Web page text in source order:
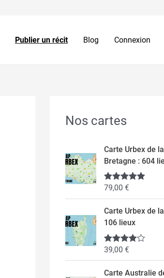
Publier un récit Blog Connexion
Nos cartes
Carte Urbex de la
Bretagne : 604
Note5.00
79,00 €
Carte Urbex de
106 lieux
Note4.50
39,00 €
Carte Australie